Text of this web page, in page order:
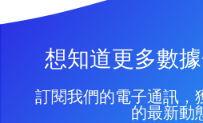
想知道更多數
訂閱我們的電子通訊，
的最新動